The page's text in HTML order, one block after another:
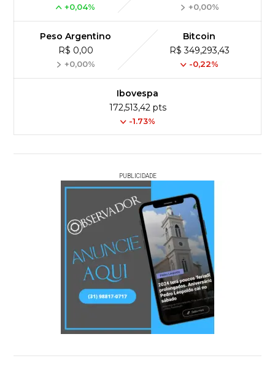
+0,04% +0,00%
Peso Argentino
R$ 0,00
+0,00%
Bitcoin
R$ 349,293,43
-0,22%
Ibovespa
172,513,42 pts
-1.73%
PUBLICIDADE